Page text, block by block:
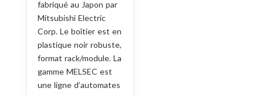
fabriqué au Japon par
Mitsubishi Electric
Corp. Le boîtier est en
plastique noir robuste,
format rack/module. La
gamme MELSEC est
une ligne d’automates